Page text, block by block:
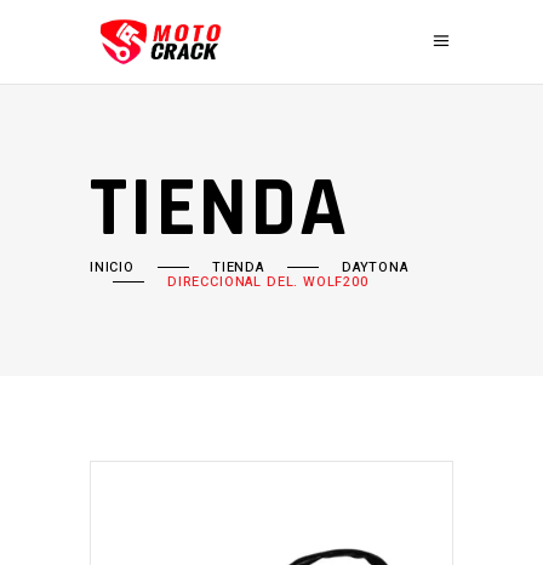
TIENDA
INICIO TIENDA DAYTONA
DIRECCIONAL DEL. WOLF200